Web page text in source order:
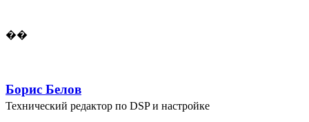
��
Борис Белов
Технический редактор по DSP и настройке